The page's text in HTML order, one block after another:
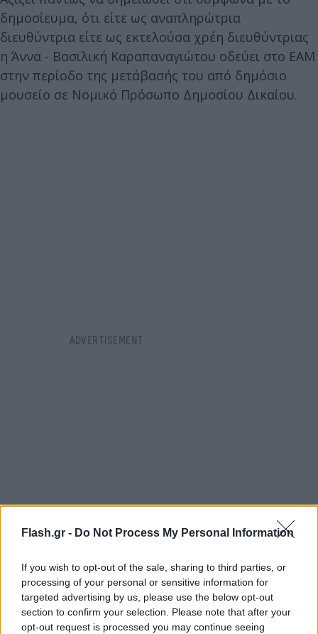
Flash.gr - Do Not Process My Personal Information
If you wish to opt-out of the sale, sharing to third parties, or
processing of your personal or sensitive information for
targeted advertising by us, please use the below opt-out
section to confirm your selection. Please note that after your
opt-out request is processed you may continue seeing
δημοσίευμα, ότι είτε ως αναπληρώτρια
διευθύντρια είτε ως εκτελούσα χρέη διευθύντριας
η Άννα - Βασιλική Καραπαναγιώτου οδεύει στο ΕΑΜ
στην περίοδο της μετάβασής του από δημόσιο
μουσείο σε Νομικό Πρόσωπο Δημοσίου Δικαίου.
Δηλαδή σε μια εποχή που το Εθνικό Αρχαιολογικό
Μουσείο βρίσκεται ίσως στην πιο επικίνδυνη
πρόκληση της ιστορίας του μετά τον Β' Παγκόσμιο